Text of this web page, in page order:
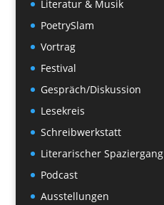
Literatur & Musik
PoetrySlam
Vortrag
Festival
Gespräch/Diskussion
Lesekreis
Schreibwerkstatt
Literarischer Spaziergang
Podcast
Ausstellungen